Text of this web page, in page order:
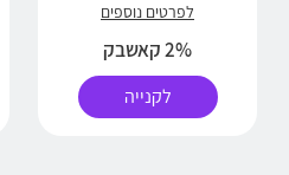
לפרטים נוספים
2% קאשבק
לקנייה